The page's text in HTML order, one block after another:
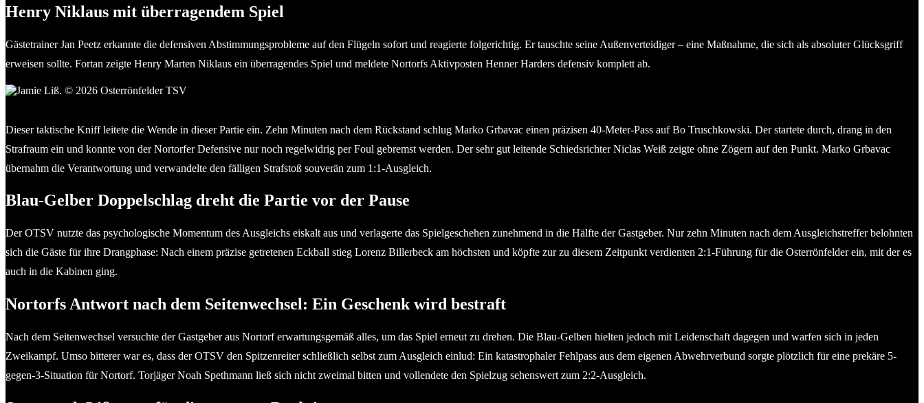
Henry Niklaus mit überragendem Spiel
Gästetrainer Jan Peetz erkannte die defensiven Abstimmungsprobleme auf den Flügeln sofort und reagierte folgerichtig. Er tauschte seine Außenverteidiger – eine Maßnahme, die sich als absoluter Glücksgriff
erweisen sollte. Fortan zeigte Henry Marten Niklaus ein überragendes Spiel und meldete Nortorfs Aktivposten Henner Harders defensiv komplett ab.
Dieser taktische Kniff leitete die Wende in dieser Partie ein. Zehn Minuten nach dem Rückstand schlug Marko Grbavac einen präzisen 40-Meter-Pass auf Bo Truschkowski. Der startete durch, drang in den
Strafraum ein und konnte von der Nortorfer Defensive nur noch regelwidrig per Foul gebremst werden. Der sehr gut leitende Schiedsrichter Niclas Weiß zeigte ohne Zögern auf den Punkt. Marko Grbavac
übernahm die Verantwortung und verwandelte den fälligen Strafstoß souverän zum 1:1-Ausgleich.
Blau-Gelber Doppelschlag dreht die Partie vor der Pause
Der OTSV nutzte das psychologische Momentum des Ausgleichs eiskalt aus und verlagerte das Spielgeschehen zunehmend in die Hälfte der Gastgeber. Nur zehn Minuten nach dem Ausgleichstreffer belohnten
sich die Gäste für ihre Drangphase: Nach einem präzise getretenen Eckball stieg Lorenz Billerbeck am höchsten und köpfte zur zu diesem Zeitpunkt verdienten 2:1-Führung für die Osterrönfelder ein, mit der es
auch in die Kabinen ging.
Nortorfs Antwort nach dem Seitenwechsel: Ein Geschenk wird bestraft
Nach dem Seitenwechsel versuchte der Gastgeber aus Nortorf erwartungsgemäß alles, um das Spiel erneut zu drehen. Die Blau-Gelben hielten jedoch mit Leidenschaft dagegen und warfen sich in jeden
Zweikampf. Umso bitterer war es, dass der OTSV den Spitzenreiter schließlich selbst zum Ausgleich einlud: Ein katastrophaler Fehlpass aus dem eigenen Abwehrverbund sorgte plötzlich für eine prekäre 5-
gegen-3-Situation für Nortorf. Torjäger Noah Spethmann ließ sich nicht zweimal bitten und vollendete den Spielzug sehenswert zum 2:2-Ausgleich.